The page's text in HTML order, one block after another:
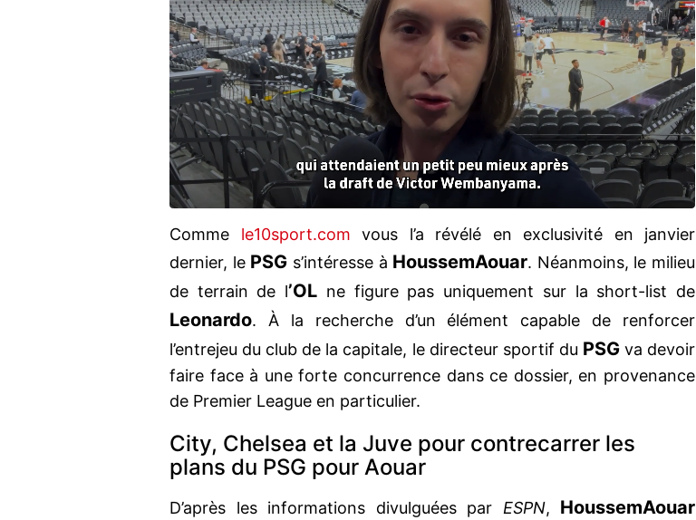
Comme le10sport.com vous l’a révélé en exclusivité en janvier
dernier, le PSG s’intéresse à HoussemAouar. Néanmoins, le milieu
de terrain de l’OL ne figure pas uniquement sur la short-list de
Leonardo. À la recherche d’un élément capable de renforcer
l’entrejeu du club de la capitale, le directeur sportif du PSGva devoir
faire face à une forte concurrence dans ce dossier, en provenance
de Premier League en particulier.
City, Chelsea et la Juve pour contrecarrer les
plans du PSG pour Aouar
D’après les informations divulguées par ESPN, HoussemAouar